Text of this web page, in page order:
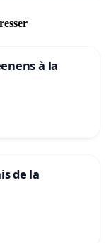
à la
de la